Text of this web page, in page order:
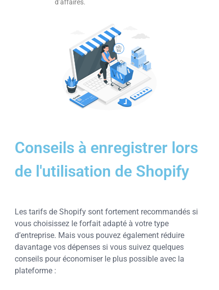
d’affaires.
Conseils à enregistrer lors
de l'utilisation de Shopify
Les tarifs de Shopify sont fortement recommandés si
vous choisissez le forfait adapté à votre type
d’entreprise. Mais vous pouvez également réduire
davantage vos dépenses si vous suivez quelques
conseils pour économiser le plus possible avec la
plateforme :